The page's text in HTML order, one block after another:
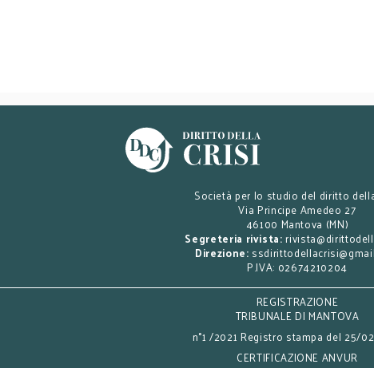
Società per lo studio del diritto
Via Principe Amedeo 27
46100 Mantova (MN)
Segreteria rivista:
Direzione:
P.IVA: 02674210204
REGISTRAZIONE
TRIBUNALE DI MANTOVA
n°1 /2021 Registro stampa del 25/
CERTIFICAZIONE ANVUR